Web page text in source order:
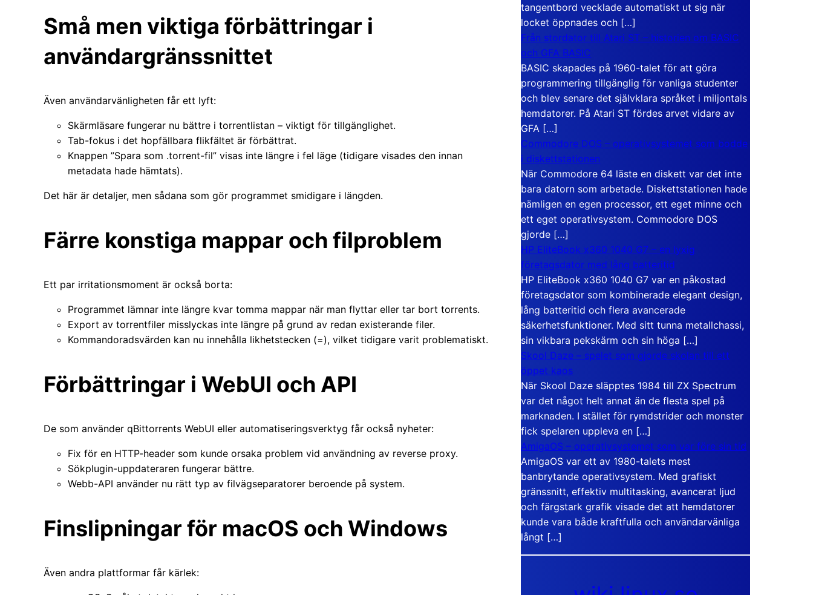
Små men viktiga förbättringar i
användargränssnittet
Även användarvänligheten får ett lyft:
Skärmläsare fungerar nu bättre i torrentlistan – viktigt för tillgänglighet.
Tab-fokus i det hopfällbara flikfältet är förbättrat.
Knappen ”Spara som .torrent-fil” visas inte längre i fel läge (tidigare visades den innan
metadata hade hämtats).
Det här är detaljer, men sådana som gör programmet smidigare i längden.
Färre konstiga mappar och filproblem
Ett par irritationsmoment är också borta:
Programmet lämnar inte längre kvar tomma mappar när man flyttar eller tar bort torrents.
Export av torrentfiler misslyckas inte längre på grund av redan existerande filer.
Kommandoradsvärden kan nu innehålla likhetstecken (=), vilket tidigare varit problematiskt.
Förbättringar i WebUI och API
De som använder qBittorrents WebUI eller automatiseringsverktyg får också nyheter:
Fix för en HTTP-header som kunde orsaka problem vid användning av reverse proxy.
Sökplugin-uppdateraren fungerar bättre.
Webb-API använder nu rätt typ av filvägseparatorer beroende på system.
Finslipningar för macOS och Windows
Även andra plattformar får kärlek:
tangentbord vecklade automatiskt ut sig när
locket öppnades och […]
Från stordator till Atari ST – historien om BASIC
och GFA BASIC
BASIC skapades på 1960-talet för att göra
programmering tillgänglig för vanliga studenter
och blev senare det självklara språket i miljontals
hemdatorer. På Atari ST fördes arvet vidare av
GFA […]
Commodore DOS – operativsystemet som bodde
i diskettstationen
När Commodore 64 läste en diskett var det inte
bara datorn som arbetade. Diskettstationen hade
nämligen en egen processor, ett eget minne och
ett eget operativsystem. Commodore DOS
gjorde […]
HP EliteBook x360 1040 G7 – en lyxig
företagsdator med lång batteritid
HP EliteBook x360 1040 G7 var en påkostad
företagsdator som kombinerade elegant design,
lång batteritid och flera avancerade
säkerhetsfunktioner. Med sitt tunna metallchassi,
sin vikbara pekskärm och sin höga […]
Skool Daze – spelet som gjorde skolan till ett
öppet kaos
När Skool Daze släpptes 1984 till ZX Spectrum
var det något helt annat än de flesta spel på
marknaden. I stället för rymdstrider och monster
fick spelaren uppleva en […]
AmigaOS – operativsystemet som var före sin tid
AmigaOS var ett av 1980-talets mest
banbrytande operativsystem. Med grafiskt
gränssnitt, effektiv multitasking, avancerat ljud
och färgstark grafik visade det att hemdatorer
kunde vara både kraftfulla och användarvänliga
långt […]